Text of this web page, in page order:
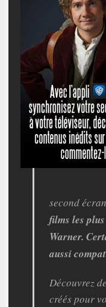
second
films les
Warner.
aussi
Découvrez
créés pour